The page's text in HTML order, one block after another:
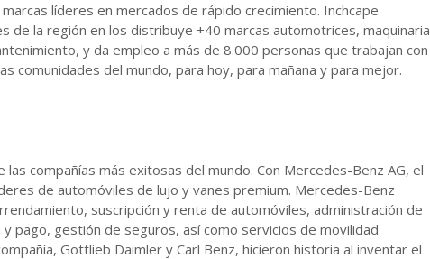
líderes en mercados de rápido crecimiento. Inchcape
de la región en los distribuye +40 marcas automotrices, maquinaria
y da empleo a más de 8.000 personas que trabajan con
comunidades del mundo, para hoy, para mañana y para mejor.
compañías más exitosas del mundo. Con Mercedes-Benz AG, el
de automóviles de lujo y vanes premium. Mercedes-Benz
suscripción y renta de automóviles, administración de
pago, gestión de seguros, así como servicios de movilidad
Gottlieb Daimler y Carl Benz, hicieron historia al inventar el